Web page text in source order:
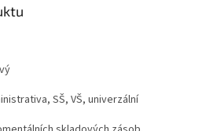
SŠ, VŠ, univerzální